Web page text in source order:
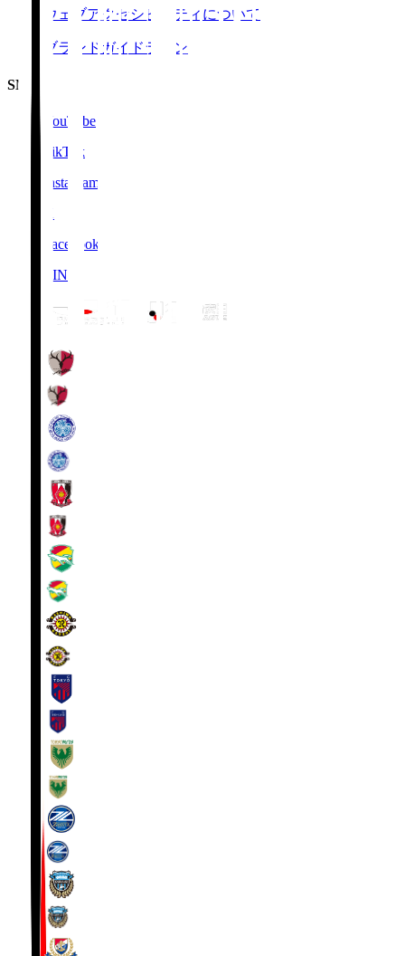
ウェブアクセシビリティについて
ブランドガイドライン
SNS
YouTube
TikTok
Instagram
Facebook
LINE